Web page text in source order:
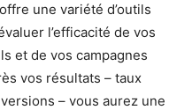
une variété d’outils
l’efficacité de vos
et de vos campagnes
vos résultats – taux
– vous aurez une